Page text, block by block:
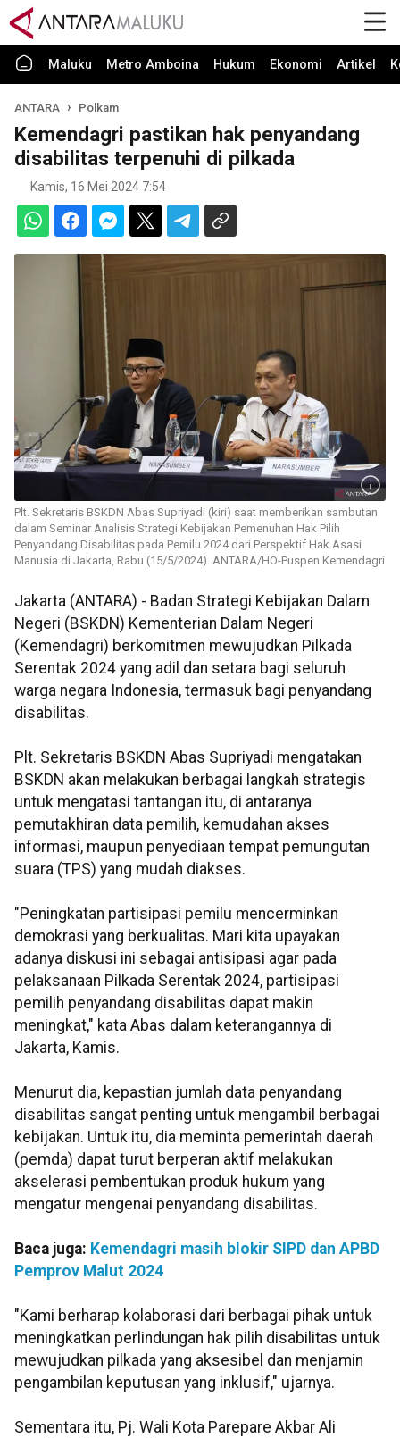
Maluku Metro Amboina Hukum Ekonomi Artikel
ANTARA Polkam
Kemendagri pastikan hak penyandang
disabilitas terpenuhi di pilkada
Kamis, 16 Mei 2024 7:54
Plt. Sekretaris BSKDN Abas Supriyadi (kiri) saat memberikan sambutan
dalam Seminar Analisis Strategi Kebijakan Pemenuhan Hak Pilih
Penyandang Disabilitas pada Pemilu 2024 dari Perspektif Hak Asasi
Manusia di Jakarta, Rabu (15/5/2024). ANTARA/HO-Puspen Kemendagri
Jakarta (ANTARA) - Badan Strategi Kebijakan Dalam
Negeri (BSKDN) Kementerian Dalam Negeri
(Kemendagri) berkomitmen mewujudkan Pilkada
Serentak 2024 yang adil dan setara bagi seluruh
warga negara Indonesia, termasuk bagi penyandang
disabilitas.
Plt. Sekretaris BSKDN Abas Supriyadi mengatakan
BSKDN akan melakukan berbagai langkah strategis
untuk mengatasi tantangan itu, di antaranya
pemutakhiran data pemilih, kemudahan akses
informasi, maupun penyediaan tempat pemungutan
suara (TPS) yang mudah diakses.
"Peningkatan partisipasi pemilu mencerminkan
demokrasi yang berkualitas. Mari kita upayakan
adanya diskusi ini sebagai antisipasi agar pada
pelaksanaan Pilkada Serentak 2024, partisipasi
pemilih penyandang disabilitas dapat makin
meningkat," kata Abas dalam keterangannya di
Jakarta, Kamis.
Menurut dia, kepastian jumlah data penyandang
disabilitas sangat penting untuk mengambil berbagai
kebijakan. Untuk itu, dia meminta pemerintah daerah
(pemda) dapat turut berperan aktif melakukan
akselerasi pembentukan produk hukum yang
mengatur mengenai penyandang disabilitas.
Baca juga: Kemendagri masih blokir SIPD dan APBD
Pemprov Malut 2024
"Kami berharap kolaborasi dari berbagai pihak untuk
meningkatkan perlindungan hak pilih disabilitas untuk
mewujudkan pilkada yang aksesibel dan menjamin
pengambilan keputusan yang inklusif," ujarnya.
Sementara itu, Pj. Wali Kota Parepare Akbar Ali